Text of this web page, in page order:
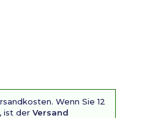
Wenn Sie 12
ist der Versand